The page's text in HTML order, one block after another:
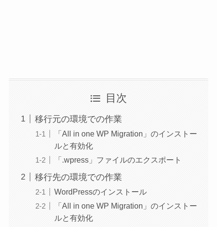
目次
移行元の環境での作業
「All in one WP Migration」のインストー
ルと有効化
「.wpress」ファイルのエクスポート
移行先の環境での作業
WordPressのインストール
「All in one WP Migration」のインストー
ルと有効化